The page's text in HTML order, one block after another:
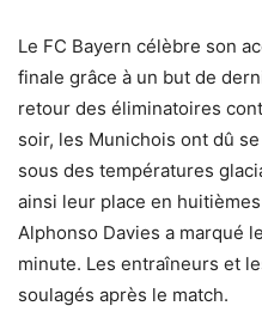
Le FC Bayern célèbre son
finale grâce à un but de
retour des éliminatoires
soir, les Munichois ont dû
sous des températures
ainsi leur place en
Alphonso Davies a marqué
minute. Les entraîneurs et
soulagés après le match.